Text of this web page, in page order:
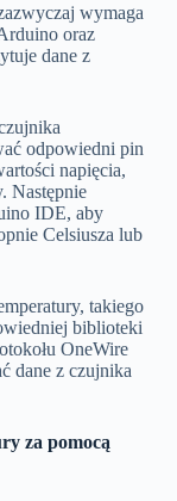
wymaga
oraz
dane z
odpowiedni pin
napięcia,
Następnie
IDE, aby
Celsiusza lub
takiego
biblioteki
OneWire
dane z czujnika
za pomocą